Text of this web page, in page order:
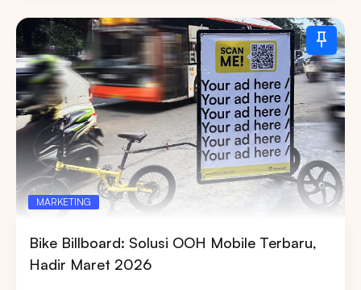
MARKETING
Bike Billboard: Solusi OOH Mobile Terbaru,
Hadir Maret 2026